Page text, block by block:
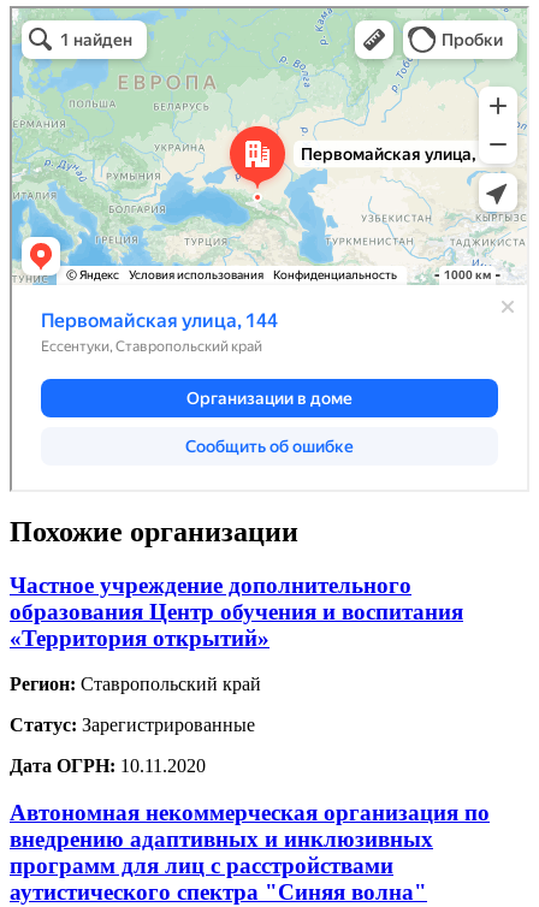
Похожие организации
Частное учреждение дополнительного
образования Центр обучения и воспитания
«Территория открытий»
Регион: Ставропольский край
Статус: Зарегистрированные
Дата ОГРН: 10.11.2020
Автономная некоммерческая организация по
внедрению адаптивных и инклюзивных
программ для лиц с расстройствами
аутистического спектра "Синяя волна"